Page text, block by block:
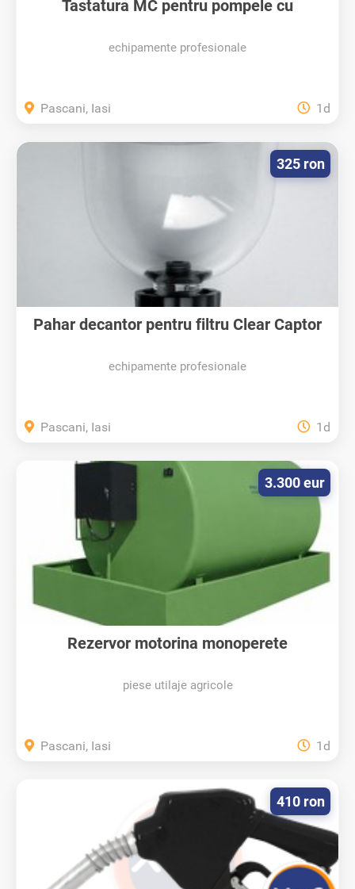
Tastatura MC pentru pompele cu
echipamente profesionale
Pascani, Iasi 1d
Pahar decantor pentru filtru Clear Captor
echipamente profesionale
325 ron
Pascani, Iasi 1d
Rezervor motorina monoperete
piese utilaje agricole
3.300 eur
Pascani, Iasi 1d
410 ron